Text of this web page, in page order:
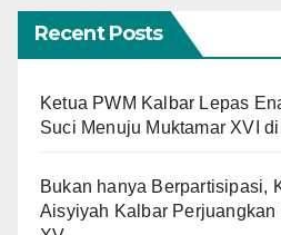
Recent Posts
Ketua PWM Kalbar Lepas
Suci Menuju Muktamar XVI
Bukan hanya Berpartisipasi,
Aisyiyah Kalbar Perjuangkan